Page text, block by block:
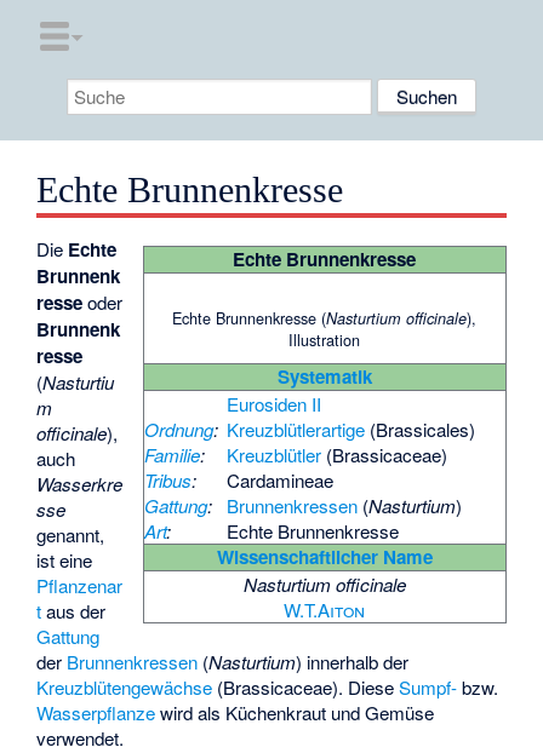
Echte Brunnenkresse
Echte Brunnenkresse
Echte Brunnenkresse (Nasturtium officinale),
Illustration
Systematik
Eurosiden II
Ordnung: Kreuzblütlerartige(Brassicales)
Familie: Kreuzblütler(Brassicaceae)
Tribus:
Cardamineae
Gattung: Brunnenkressen(Nasturtium)
Art: Echte Brunnenkresse
Wissenschaftlicher Name
Nasturtium officinale
W.T.Aiton
Die Echte
Brunnenk
resseoder
Brunnenk
resse
(Nasturtiu
m
officinale),
auch
Wasserkre
sse
genannt,
ist eine
Pflanzenar
taus der
Gattung
der Brunnenkressen (Nasturtium) innerhalb der
Kreuzblütengewächse (Brassicaceae). DieseSumpf-bzw.
Wasserpflanzewird als Küchenkraut und Gemüse
verwendet.